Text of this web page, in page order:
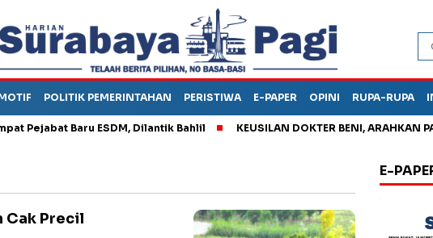
POLITIK PEMERINTAHAN PERISTIWA E-PAPER OPINI RUPA-RUPA
Baru ESDM, Dilantik Bahlil KEUSILAN DOKTER BENI, ARAHKAN
Cak Precil
E-